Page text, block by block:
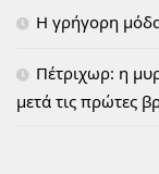
H γρήγορη
Πέτριχωρ: η
μετά τις πρώτες